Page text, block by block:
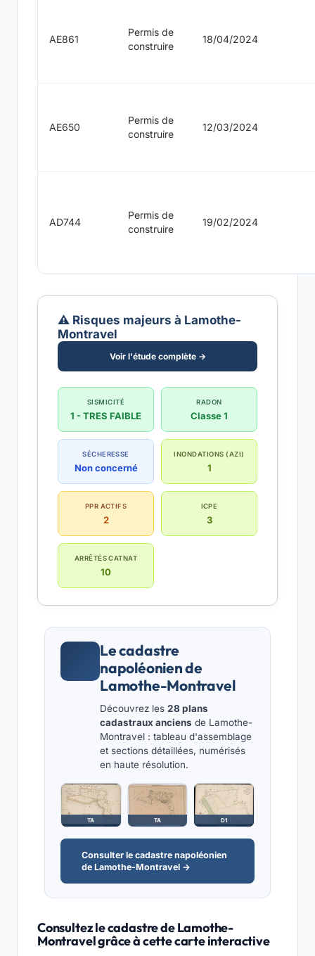
AE861
Permis de
construire
18/04/2024
AE650
Permis de
construire
12/03/2024
AD744
Permis de
construire
19/02/2024
⚠️ Risques majeurs à Lamothe-
Montravel
Voir l'étude complète →
SISMICITÉ
1 - TRES FAIBLE
RADON
Classe 1
SÉCHERESSE
Non concerné
INONDATIONS (AZI)
1
PPR ACTIFS
2
ICPE
3
ARRÊTÉS CATNAT
10
Le cadastre
napoléonien de
Lamothe-Montravel
Découvrez les 28 plans
cadastraux anciens de Lamothe-
Montravel : tableau d'assemblage
et sections détaillées, numérisés
en haute résolution.
TA TA D1
Consulter le cadastre napoléonien
de Lamothe-Montravel →
Consultez le cadastre de Lamothe-
Montravel grâce à cette carte interactive